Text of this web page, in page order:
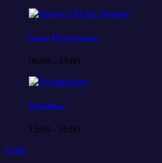
Sunray-FM am Sonntag
06:00 - 15:00
Technikshow
15:00 - 16:00
Lokal